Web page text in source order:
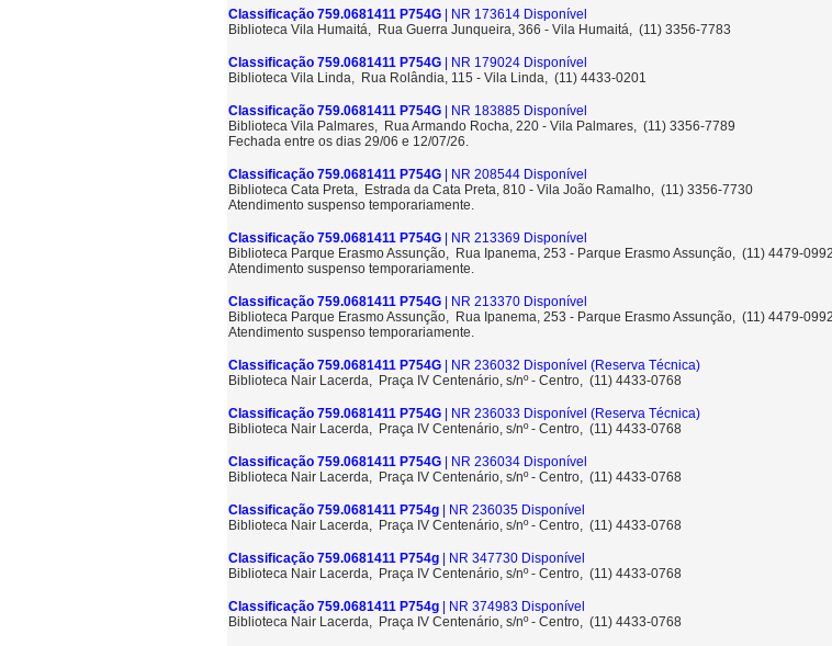
Classificação 759.0681411 P754G | NR 173614 Disponível
Biblioteca Vila Humaitá, Rua Guerra Junqueira, 366 - Vila Humaitá, (11) 3356-7783
Classificação 759.0681411 P754G | NR 179024 Disponível
Biblioteca Vila Linda, Rua Rolândia, 115 - Vila Linda, (11) 4433-0201
Classificação 759.0681411 P754G | NR 183885 Disponível
Biblioteca Vila Palmares, Rua Armando Rocha, 220 - Vila Palmares, (11) 3356-7789
Fechada entre os dias 29/06 e 12/07/26.
Classificação 759.0681411 P754G | NR 208544 Disponível
Biblioteca Cata Preta, Estrada da Cata Preta, 810 - Vila João Ramalho, (11) 3356-7730
Atendimento suspenso temporariamente.
Classificação 759.0681411 P754G | NR 213369 Disponível
Biblioteca Parque Erasmo Assunção, Rua Ipanema, 253 - Parque Erasmo Assunção, (11) 4479-0992
Atendimento suspenso temporariamente.
Classificação 759.0681411 P754G | NR 213370 Disponível
Biblioteca Parque Erasmo Assunção, Rua Ipanema, 253 - Parque Erasmo Assunção, (11) 4479-0992
Atendimento suspenso temporariamente.
Classificação 759.0681411 P754G | NR 236032 Disponível (Reserva Técnica)
Biblioteca Nair Lacerda, Praça IV Centenário, s/nº - Centro, (11) 4433-0768
Classificação 759.0681411 P754G | NR 236033 Disponível (Reserva Técnica)
Biblioteca Nair Lacerda, Praça IV Centenário, s/nº - Centro, (11) 4433-0768
Classificação 759.0681411 P754G | NR 236034 Disponível
Biblioteca Nair Lacerda, Praça IV Centenário, s/nº - Centro, (11) 4433-0768
Classificação 759.0681411 P754g | NR 236035 Disponível
Biblioteca Nair Lacerda, Praça IV Centenário, s/nº - Centro, (11) 4433-0768
Classificação 759.0681411 P754g | NR 347730 Disponível
Biblioteca Nair Lacerda, Praça IV Centenário, s/nº - Centro, (11) 4433-0768
Classificação 759.0681411 P754g | NR 374983 Disponível
Biblioteca Nair Lacerda, Praça IV Centenário, s/nº - Centro, (11) 4433-0768